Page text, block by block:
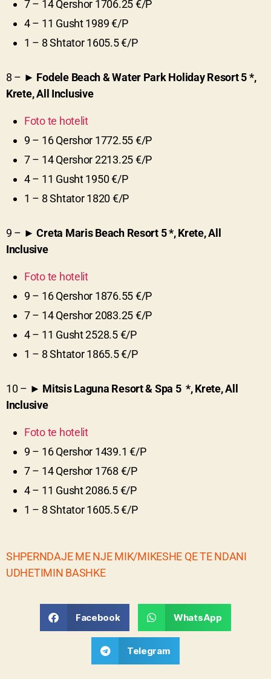
7 – 14 Qershor 1706.25 €/P
4 – 11 Gusht 1989 €/P
1 – 8 Shtator 1605.5 €/P
8 – ► Fodele Beach & Water Park Holiday Resort 5*,
Krete, All Inclusive
Foto te hotelit
9 – 16 Qershor 1772.55 €/P
7 – 14 Qershor 2213.25 €/P
4 – 11 Gusht 1950 €/P
1 – 8 Shtator 1820 €/P
9 – ►Creta Maris Beach Resort 5*, Krete, All
Inclusive
Foto te hotelit
9 – 16 Qershor 1876.55 €/P
7 – 14 Qershor 2083.25 €/P
4 – 11 Gusht 2528.5 €/P
1 – 8 Shtator 1865.5 €/P
10 – ► Mitsis Laguna Resort & Spa 5*, Krete, All
Inclusive
Foto te hotelit
9 – 16 Qershor 1439.1 €/P
7 – 14 Qershor 1768 €/P
4 – 11 Gusht 2086.5 €/P
1 – 8 Shtator 1605.5 €/P
SHPERNDAJE ME NJE MIK/MIKESHE QE TE NDANI
UDHETIMIN BASHKE
Facebook WhatsApp
Telegram